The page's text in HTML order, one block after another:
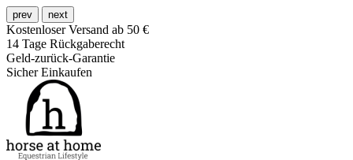
prev next
Kostenloser Versand ab 50 €
14 Tage Rückgaberecht
Geld-zurück-Garantie
Sicher Einkaufen